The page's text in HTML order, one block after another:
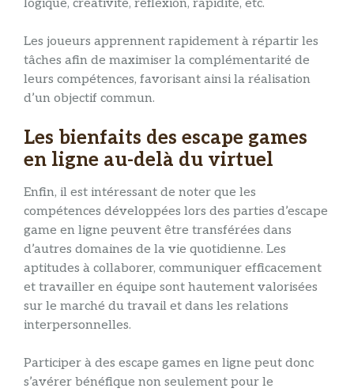
logique, créativité, réflexion, rapidité, etc.
Les joueurs apprennent rapidement à répartir les
tâches afin de maximiser la complémentarité de
leurs compétences, favorisant ainsi la réalisation
d’un objectif commun.
Les bienfaits des escape games
en ligne au-delà du virtuel
Enfin, il est intéressant de noter que les
compétences développées lors des parties d’escape
game en ligne peuvent être transférées dans
d’autres domaines de la vie quotidienne. Les
aptitudes à collaborer, communiquer efficacement
et travailler en équipe sont hautement valorisées
sur le marché du travail et dans les relations
interpersonnelles.
Participer à des escape games en ligne peut donc
s’avérer bénéfique non seulement pour le